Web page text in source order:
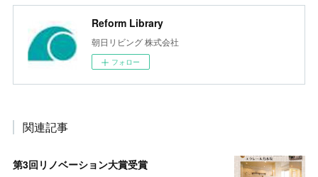
Reform Library
朝日リビング 株式会社
フォロー
関連記事
第3回リノベーション大賞受賞